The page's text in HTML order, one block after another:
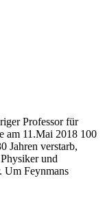
Professor für
am 11.Mai 2018 100
Jahren verstarb,
und
Um Feynmans